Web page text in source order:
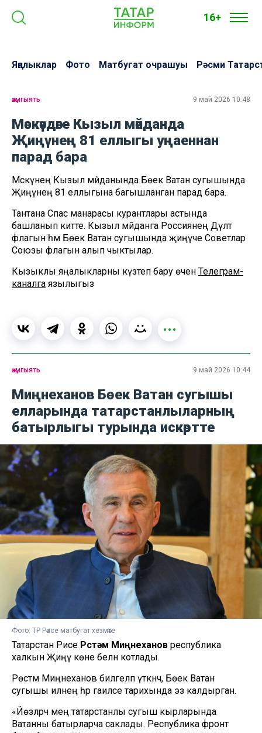
16+
Яңалыклар Фото Матбугат очрашуы Рәсми
җәмгыять 9 май 2026 10:48
Мәскәүдәге Кызыл мәйданда
Җиңүнең 81 еллыгы уңаеннан
парад бара
Мәскәүнең Кызыл мәйданында Бөек Ватан сугышында
Җиңүнең 81 еллыгына багышланган парад бара.
Тантана Спас манарасы курантлары астында
башланып китте. Кызыл мәйданга Россиянең Дәүләт
флагын һәм Бөек Ватан сугышында җиңүче Советлар
Союзы флагын алып чыктылар.
Кызыклы яңалыкларны күзәтеп бару өчен Телеграм-
каналга язылыгыз
җәмгыять 9 май 2026 10:44
Миңнеханов Бөек Ватан сугышы
елларында татарстанлыларның
батырлыгы турында искәртте
Фото: ТР Рәисе матбугат хезмәте
Татарстан Рәисе Рөстәм Миңнеханов республика
халкын Җиңү көне белән котлады.
Рөстәм Миңнеханов билгеләп үткәнчә, Бөек Ватан
сугышы илнең һәр гаиләсе тарихында эз калдырган.
«Йөзләрчә мең татарстанлы сугыш кырларында
Ватанны батырларча саклады. Республика фронт